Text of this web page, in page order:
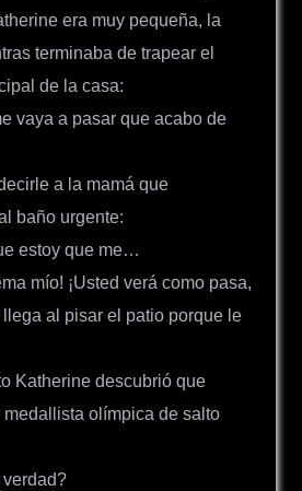
era muy pequeña, la
terminaba de trapear el
de la casa:
vaya a pasar que acabo de
a la mamá que
baño urgente:
estoy que me…
mío! ¡Usted verá como pasa,
al pisar el patio porque le
Katherine descubrió que
olímpica de salto